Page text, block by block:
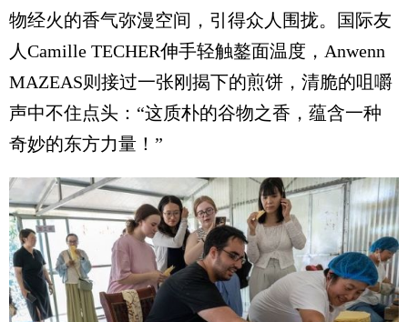
物经火的香气弥漫空间，引得众人围拢。国际友
人Camille TECHER伸手轻触鏊面温度，Anwenn
MAZEAS则接过一张刚揭下的煎饼，清脆的咀嚼
声中不住点头：“这质朴的谷物之香，蕴含一种
奇妙的东方力量！”